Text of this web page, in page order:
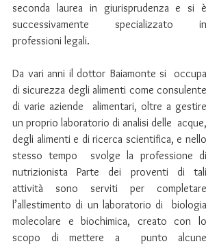
seconda laurea in giurisprudenza e si è
successivamente specializzato in
professioni legali.
Da vari anni il dottor Baiamonte si  occupa
di sicurezza degli alimenti come consulente
di varie aziende  alimentari, oltre a gestire
un proprio laboratorio di analisi delle  acque,
degli alimenti e di ricerca scientifica, e nello
stesso tempo  svolge la professione di
nutrizionista Parte dei proventi di tali
attività sono serviti per completare
l’allestimento di un laboratorio di  biologia
molecolare e biochimica, creato con lo
scopo di mettere a  punto alcune